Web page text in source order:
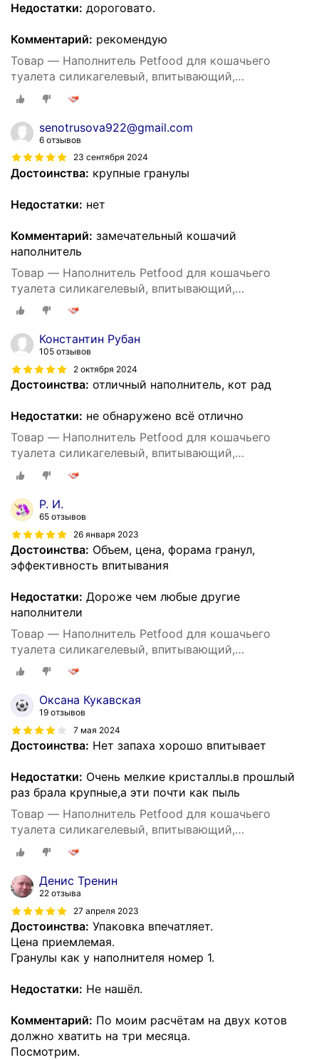
Недостатки: дороговато.
Комментарий: рекомендую
Товар — Наполнитель Petfood для кошачьего
туалета силикагелевый, впитывающий,
кристаллический, зеленые гранулы, 20 кг, 50 л.
senotrusova922@gmail.com
6 отзывов
23 сентября 2024
Достоинства: крупные гранулы
Недостатки: нет
Комментарий: замечательный кошачий
наполнитель
Товар — Наполнитель Petfood для кошачьего
туалета силикагелевый, впитывающий,
кристаллический, зеленые гранулы, 20 кг, 50 л.
Константин Рубан
105 отзывов
2 октября 2024
Достоинства: отличный наполнитель, кот рад
Недостатки: не обнаружено всё отлично
Товар — Наполнитель Petfood для кошачьего
туалета силикагелевый, впитывающий,
кристаллический, зеленые гранулы, 20 кг, 50 л.
Р. И.
65 отзывов
26 января 2023
Достоинства: Объем, цена, форама гранул,
эффективность впитывания
Недостатки: Дороже чем любые другие
наполнители
Товар — Наполнитель Petfood для кошачьего
туалета силикагелевый, впитывающий,
кристаллический, зеленые гранулы, 20 кг, 50 л.
Оксана Кукавская
19 отзывов
7 мая 2024
Достоинства: Нет запаха хорошо впитывает
Недостатки: Очень мелкие кристаллы.в прошлый
раз брала крупные,а эти почти как пыль
Товар — Наполнитель Petfood для кошачьего
туалета силикагелевый, впитывающий,
кристаллический, зеленые гранулы, 20 кг, 50 л.
Денис Тренин
22 отзыва
27 апреля 2023
Достоинства: Упаковка впечатляет.
Цена приемлемая.
Гранулы как у наполнителя номер 1.
Недостатки: Не нашёл.
Комментарий: По моим расчётам на двух котов
должно хватить на три месяца.
Посмотрим.